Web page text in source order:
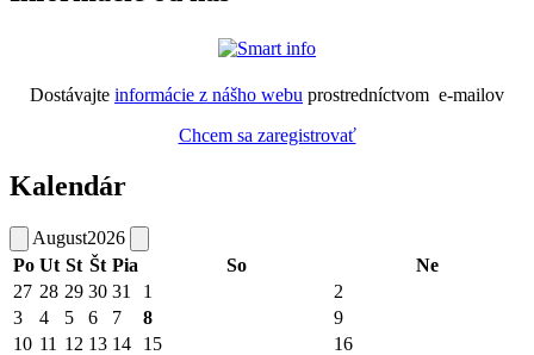
Dostávajte informácie z nášho webu prostredníctvom e-mailov
Chcem sa zaregistrovať
Kalendár
August2026
Po Ut St Št Pia So
Ne
27 28 29 30 31 1
2
3
4 5 6 7 8
9
10 11 12 13 14 15
16